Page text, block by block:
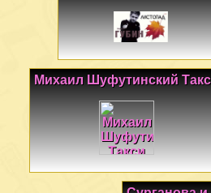
Михаил Шуфутинский